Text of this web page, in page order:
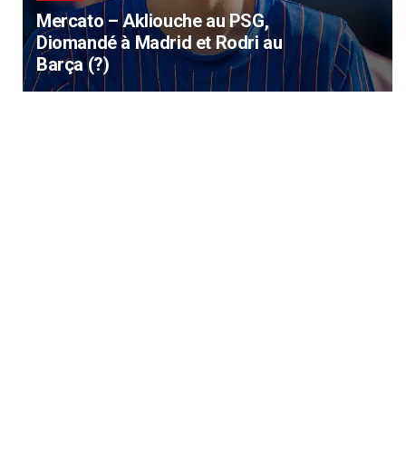
Mercato – Akliouche au PSG,
Diomandé à Madrid et Rodri au
Barça (?)